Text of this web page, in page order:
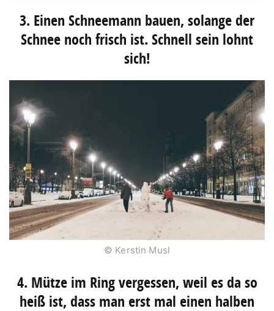
3. Einen Schneemann bauen, solange der
Schnee noch frisch ist. Schnell sein lohnt
sich!
© Kerstin Musl
4. Mütze im Ring vergessen, weil es da so
heiß ist, dass man erst mal einen halben